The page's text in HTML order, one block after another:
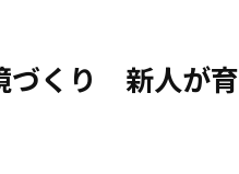
づくり 新人が育